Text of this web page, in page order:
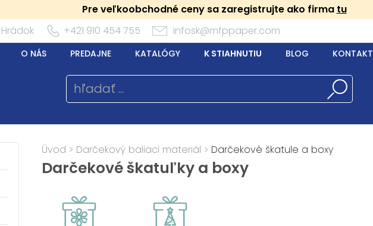
Pre veľkoobchodné ceny sa zaregistrujte ako firma tu
+421 910 454 755 infosk@mfppaper.com
O NÁS PREDAJNE KATALÓGY K STIAHNUTIU BLOG KONTAKT
Úvod > Darčekový baliaci materiál > Darčekové škatule a boxy
Darčekové škatuľky a boxy